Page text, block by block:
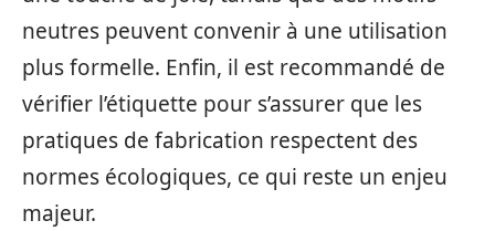
neutres peuvent convenir à une utilisation
plus formelle. Enfin, il est recommandé de
vérifier l’étiquette pour s’assurer que les
pratiques de fabrication respectent des
normes écologiques, ce qui reste un enjeu
majeur.